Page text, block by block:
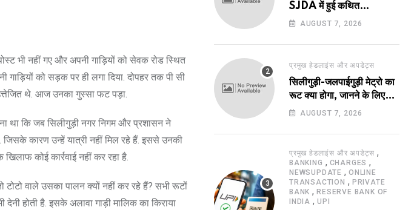
भी नहीं गए और अपनी गाड़ियों को सेवक रोड स्थित
गाड़ियों को सड़क पर ही लगा दिया. दोपहर तक पी सी
थे. आज उनका गुस्सा फट पड़ा.
था कि जब सिलीगुड़ी नगर निगम और प्रशासन ने
कारण उन्हें यात्री नहीं मिल रहे हैं. इससे उनकी
कोई कार्रवाई नहीं कर रहा है.
वाले उसका पालन क्यों नहीं कर रहे हैं? सभी रूटों
होती है. इसके अलावा गाड़ी मालिक का किराया
SJDA में हुई कथित
अनियमितता व भ्रष्टाचार की
नए अवतार में लौटा SJDA!
AUGUST 7, 2026
प्रमुख हेडलाइंस और अपडेट्स
सिलीगुड़ी-जलपाईगुड़ी मेट्रो का
रूट क्या होगा, जानने के लिए
उत्सुक हो रहे हैं?
AUGUST 7, 2026
प्रमुख हेडलाइंस और अपडेट्स ,
BANKING , CHARGES ,
NEWSUPDATE , ONLINE
TRANSACTION , PRIVATE
BANK ,RESERVE BANK OF
INDIA , UPI